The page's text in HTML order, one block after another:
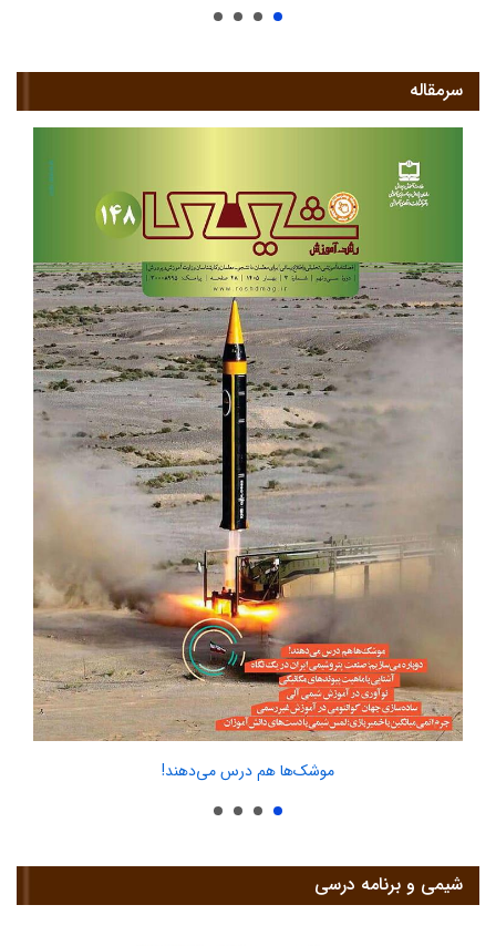
سرمقاله
موشک‌ها هم درس می‌دهند!
شیمی و برنامه درسی